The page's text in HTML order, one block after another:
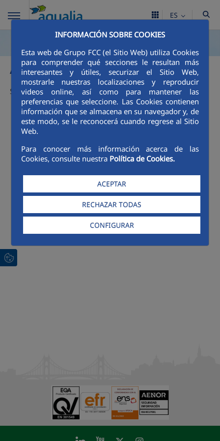
INFORMACIÓN SOBRE COOKIES
Esta web de Grupo FCC (el Sitio Web) utiliza Cookies
para comprender qué secciones le resultan más
interesantes y útiles, securizar el Sitio Web,
mostrarle nuestras localizaciones y reproducir
videos online, así como para mantener las
preferencias que seleccione. Las Cookies contienen
información que se almacena en su navegador y, de
este modo, se le reconocerá cuando regrese al Sitio
Web.
Para conocer más información acerca de las
Cookies, consulte nuestra Política de Cookies.
ACEPTAR
RECHAZAR TODAS
CONFIGURAR
ES
Avisos
Sin avisos